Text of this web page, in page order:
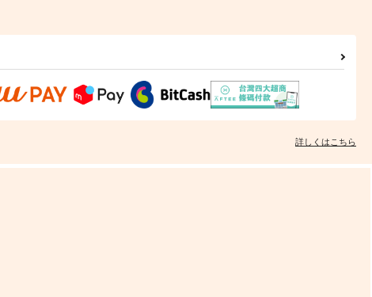
詳しくはこちら